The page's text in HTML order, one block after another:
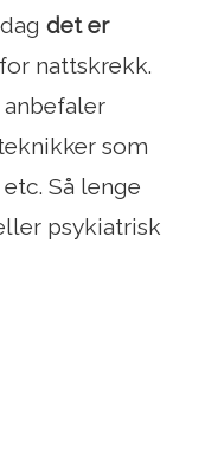
det er
for nattskrekk.
som
Så lenge
psykiatrisk